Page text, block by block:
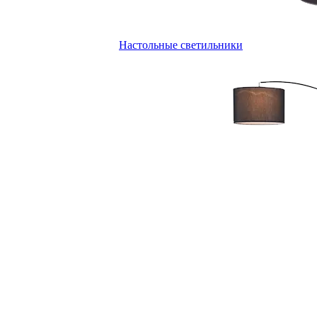
Настольные светильники